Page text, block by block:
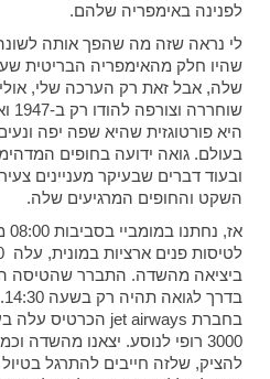
לפנינה באימפריה שלהם.
לי נראה שזה מה שהפך אותה
שהיו חלק מהאימפריה הבריטית
שלה, אבל זאת רק הערכה שלי,
היא פורטוגזית שהיא שפה יפה
בעולם. גואה ידועה בחופים
ובעוד דברים שבעיקר מעניינים
השקט והחופים המרגיעים שלה.
ביציאה מהשדה. התברר שהטיסה
3000 רופי לנוסע. יצאנו מהשדה
להציק, שלזה חייבים להתרגל